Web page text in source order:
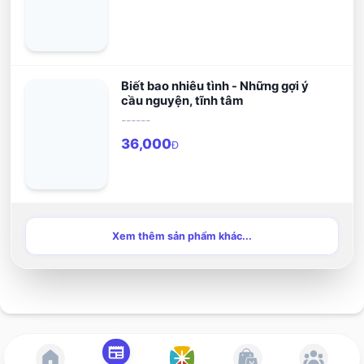
Biết bao nhiêu tình - Những gợi ý
cầu nguyện, tĩnh tâm
------
36,000Đ
Xem thêm sản phẩm khác...